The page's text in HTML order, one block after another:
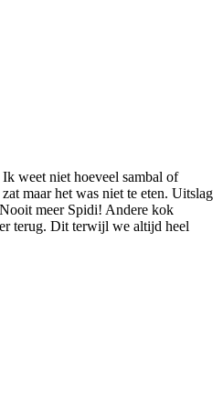
weet niet hoeveel sambal of
maar het was niet te eten. Uitslag
meer Spidi! Andere kok
terug. Dit terwijl we altijd heel